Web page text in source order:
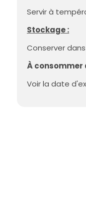
Servir à
Stockage :
Conserver
À consommer
Voir la date